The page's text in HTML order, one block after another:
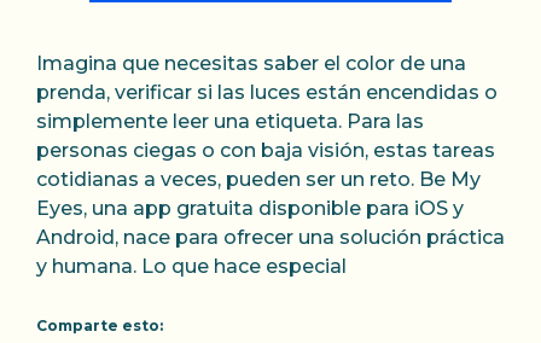
Imagina que necesitas saber el color de una
prenda, verificar si las luces están encendidas o
simplemente leer una etiqueta. Para las
personas ciegas o con baja visión, estas tareas
cotidianas a veces, pueden ser un reto. Be My
Eyes, una app gratuita disponible para iOS y
Android, nace para ofrecer una solución práctica
y humana. Lo que hace especial
Comparte esto: